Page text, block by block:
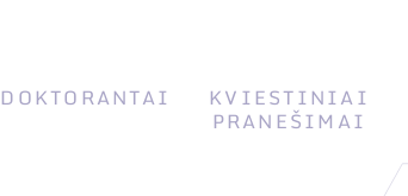
DOKTORANTAI KVIESTINIAI
PRANEŠIMAI